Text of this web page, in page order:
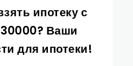
ипотеку с
Ваши
для ипотеки!